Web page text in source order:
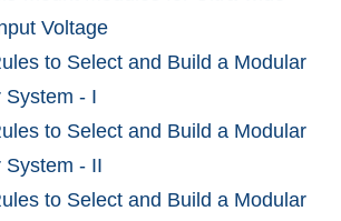
Voltage
to Select and Build a Modular
System - I
to Select and Build a Modular
System - II
to Select and Build a Modular